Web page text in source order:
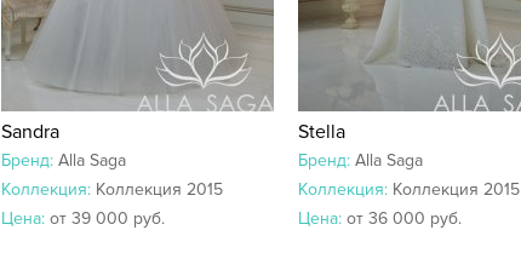
Sandra
Бренд: Alla Saga
Коллекция: Коллекция 2015
Цена: от 39 000 руб.
Stella
Бренд: Alla Saga
Коллекция: Коллекция 2015
Цена: от 36 000 руб.